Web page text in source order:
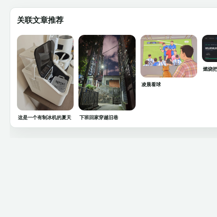
关联文章推荐
这是一个有制冰机的夏天 下班回家穿越旧巷
凌晨看球
燃烧